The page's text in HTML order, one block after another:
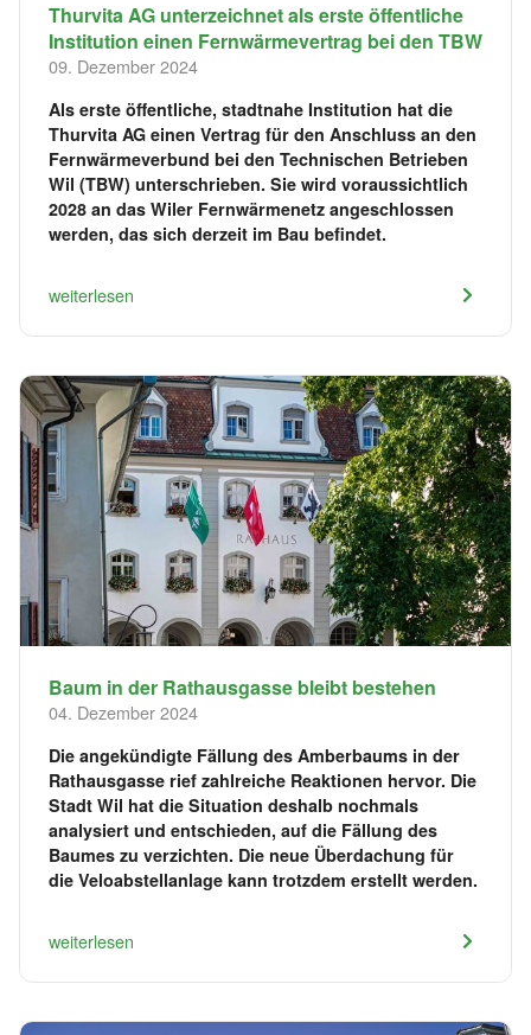
Thurvita AG unterzeichnet als erste öffentliche
Institution einen Fernwärmevertrag bei den TBW
09. Dezember 2024
Als erste öffentliche, stadtnahe Institution hat die
Thurvita AG einen Vertrag für den Anschluss an den
Fernwärmeverbund bei den Technischen Betrieben
Wil (TBW) unterschrieben. Sie wird voraussichtlich
2028 an das Wiler Fernwärmenetz angeschlossen
werden, das sich derzeit im Bau befindet.
weiterlesen
Baum in der Rathausgasse bleibt bestehen
04. Dezember 2024
Die angekündigte Fällung des Amberbaums in der
Rathausgasse rief zahlreiche Reaktionen hervor. Die
Stadt Wil hat die Situation deshalb nochmals
analysiert und entschieden, auf die Fällung des
Baumes zu verzichten. Die neue Überdachung für
die Veloabstellanlage kann trotzdem erstellt werden.
weiterlesen